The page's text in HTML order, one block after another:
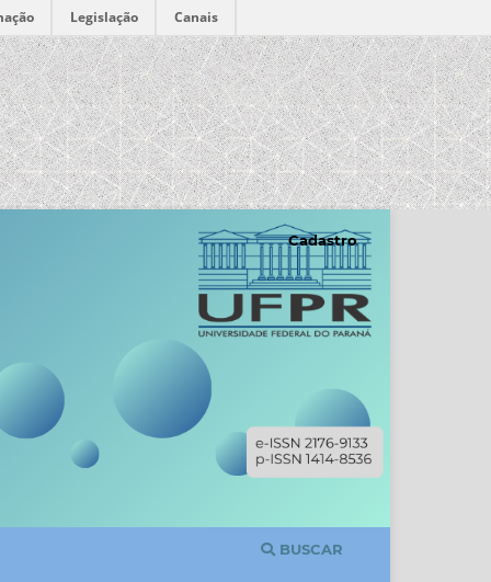
Legislação Canais
BUSCAR
Cadastro